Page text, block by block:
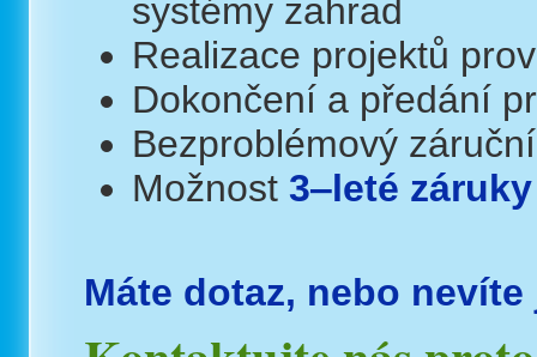
systémy zahrad
Realizace projektů
Dokončení a předání
Bezproblémový
Možnost 3‒leté záruky
Máte dotaz, nebo